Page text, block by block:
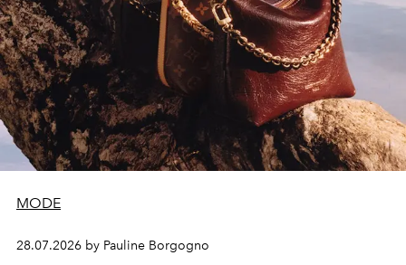
MODE
28.07.2026 by Pauline Borgogno